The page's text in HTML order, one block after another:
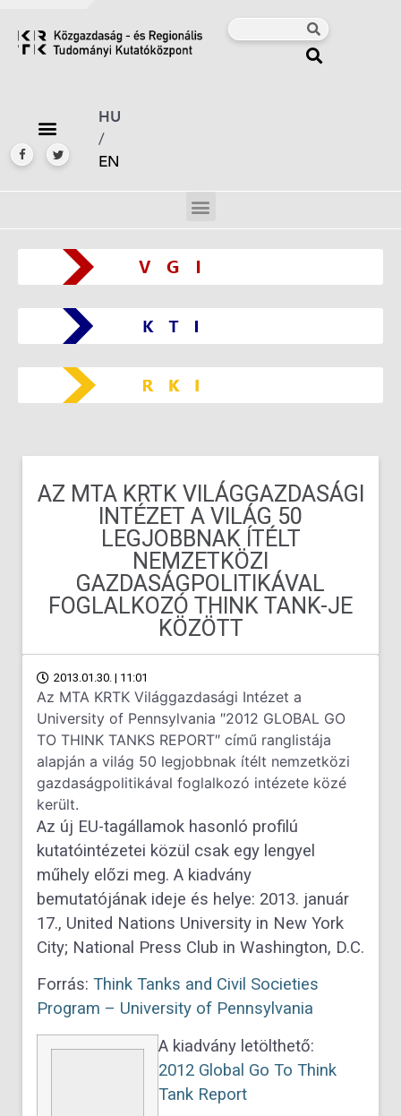
HU
/
EN
AZ MTA KRTK VILÁGGAZDASÁGI
INTÉZET A VILÁG 50
LEGJOBBNAK ÍTÉLT
NEMZETKÖZI
GAZDASÁGPOLITIKÁVAL
FOGLALKOZÓ THINK TANK-JE
KÖZÖTT
2013.01.30. | 11:01
Az MTA KRTK Világgazdasági Intézet a
University of Pennsylvania ″2012 GLOBAL GO
TO THINK TANKS REPORT″ című ranglistája
alapján a világ 50 legjobbnak ítélt nemzetközi
gazdaságpolitikával foglalkozó intézete közé
került.
Az új EU-tagállamok hasonló profilú
kutatóintézetei közül csak egy lengyel
műhely előzi meg. A kiadvány
bemutatójának ideje és helye: 2013. január
17., United Nations University in New York
City; National Press Club in Washington, D.C.
Forrás: Think Tanks and Civil Societies
Program – University of Pennsylvania
A kiadvány letölthető:
2012 Global Go To Think
Tank Report